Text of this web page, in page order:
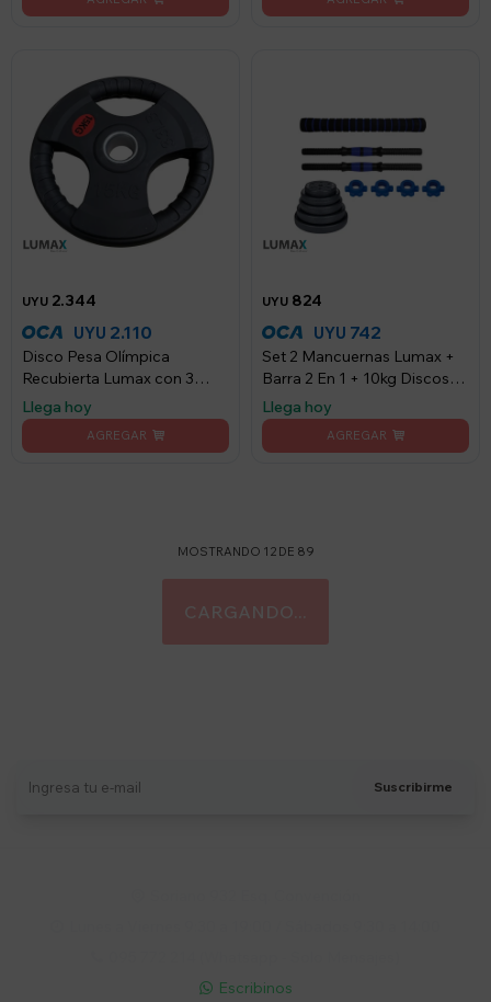
UYU 2.344
UYU 2.110
Disco Pesa Olímpica
Recubierta Lumax con 3
Agarres 15KG
Llega hoy
UYU 824
UYU 742
Set 2 Mancuernas Lumax +
Barra 2 En 1 + 10kg Discos
Pesas - Azul
Llega hoy
MOSTRANDO 12DE 89
Suscribirme
 Escribinos